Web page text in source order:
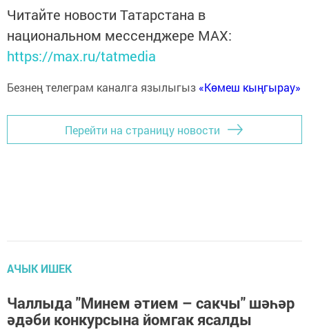
Читайте новости Татарстана в
национальном мессенджере MАХ:
https://max.ru/tatmedia
Безнең телеграм каналга язылыгыз «Көмеш кыңгырау»
Перейти на страницу новости
АЧЫК ИШЕК
Чаллыда "Минем әтием – сакчы" шәһәр
әдәби конкурсына йомгак ясалды